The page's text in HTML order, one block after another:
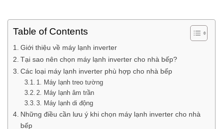
Table of Contents
Giới thiệu về máy lạnh inverter
Tại sao nên chọn máy lạnh inverter cho nhà bếp?
Các loại máy lạnh inverter phù hợp cho nhà bếp
1. Máy lạnh treo tường
2. Máy lạnh âm trần
3. Máy lạnh di động
Những điều cần lưu ý khi chọn máy lạnh inverter cho nhà
bếp